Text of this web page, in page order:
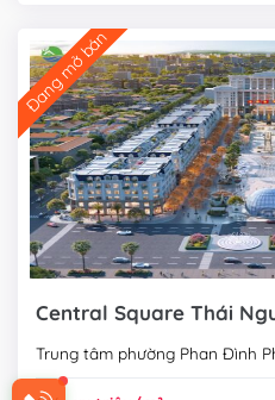
Đang mở bán
Central Square Thái
Trung tâm phường Phan Đình